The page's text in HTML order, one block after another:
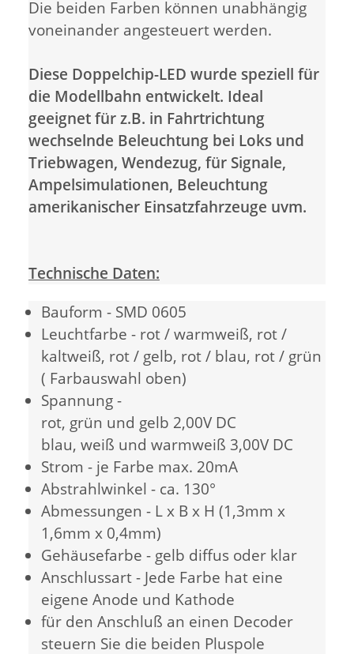
Die beiden Farben können unabhängig
voneinander angesteuert werden.
Diese Doppelchip-LED wurde speziell für
die Modellbahn entwickelt. Ideal
geeignet für z.B. in Fahrtrichtung
wechselnde Beleuchtung bei Loks und
Triebwagen, Wendezug, für Signale,
Ampelsimulationen, Beleuchtung
amerikanischer Einsatzfahrzeuge uvm.
Technische Daten:
Bauform - SMD 0605
Leuchtfarbe - rot / warmweiß, rot /
kaltweiß, rot / gelb, rot / blau, rot / grün
( Farbauswahl oben)
Spannung -
rot, grün und gelb 2,00V DC
blau, weiß und warmweiß 3,00V DC
Strom - je Farbe max. 20mA
Abstrahlwinkel - ca. 130°
Abmessungen - L x B x H (1,3mm x
1,6mm x 0,4mm)
Gehäusefarbe - gelb diffus oder klar
Anschlussart - Jede Farbe hat eine
eigene Anode und Kathode
für den Anschluß an einen Decoder
steuern Sie die beiden Pluspole